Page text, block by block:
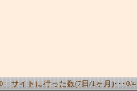
サイトに行った数(7日/1ヶ月)･･･0/4